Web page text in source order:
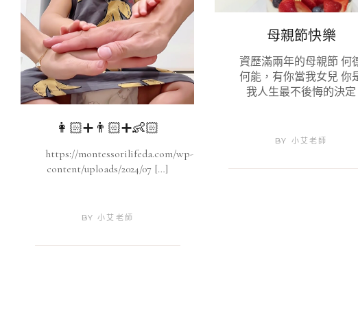
👩🏻➕👨🏻➕👶🏻
https://montessorilifeda.com/wp-
content/uploads/2024/07 […]
BY 小艾老師
母親節快樂
資歷滿兩年的母親節 何
何能，有你當我女兒 你
我人生最不後悔的決定
BY 小艾老師